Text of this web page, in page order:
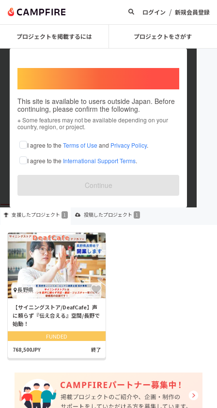
ログイン / 新規会員登録
プロジェクトを掲載するには プロジェクトをさがす
This site is available to users outside Japan. Before
continuing, please confirm the following.
※ Some features may not be available depending on your
country, region, or project.
I agree to the Terms of Use and Privacy Policy.
I agree to the International Support Terms.
Continue
yoshi77990
これまでに1回支援して1件のプロジェクトを投稿しています
在住国：未設定
出身国：未設定
支援したプロジェクト 1 投稿したプロジェクト 1
長野県
【サイニングストア/DeafCafe】声
に頼らず『伝え合える』空間/長野で
始動！
FUNDED
768,500JPY 終了